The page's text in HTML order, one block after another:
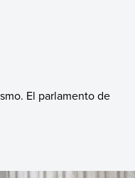
El parlamento de